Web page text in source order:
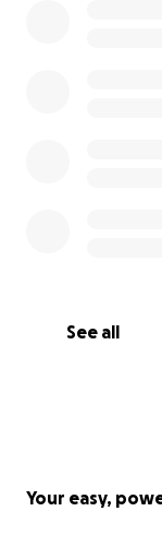
See all
Your easy,